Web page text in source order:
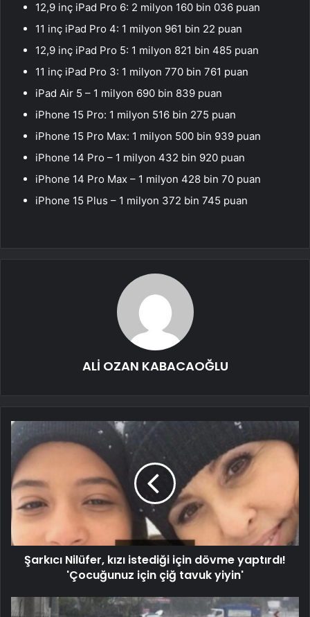
12,9 inç iPad Pro 6: 2 milyon 160 bin 036 puan
11 inç iPad Pro 4: 1 milyon 961 bin 22 puan
12,9 inç iPad Pro 5: 1 milyon 821 bin 485 puan
11 inç iPad Pro 3: 1 milyon 770 bin 761 puan
iPad Air 5 – 1 milyon 690 bin 839 puan
iPhone 15 Pro: 1 milyon 516 bin 275 puan
iPhone 15 Pro Max: 1 milyon 500 bin 939 puan
iPhone 14 Pro – 1 milyon 432 bin 920 puan
iPhone 14 Pro Max – 1 milyon 428 bin 70 puan
iPhone 15 Plus – 1 milyon 372 bin 745 puan
ALİ OZAN KABACAOĞLU
Şarkıcı Nilüfer, kızı istediği için dövme yaptırdı!
'Çocuğunuz için çiğ tavuk yiyin'